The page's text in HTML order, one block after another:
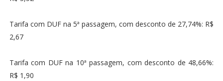
Tarifa com DUF na 5ª passagem, com desconto de 27,74%: R$
2,67
Tarifa com DUF na 10ª passagem, com desconto de 48,66%:
R$ 1,90